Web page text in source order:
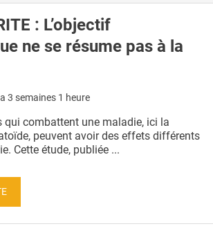
: L’objectif
ne se résume pas à la
3 semaines 1 heure
qui combattent une maladie, ici la
peuvent avoir des effets différents
Cette étude, publiée ...